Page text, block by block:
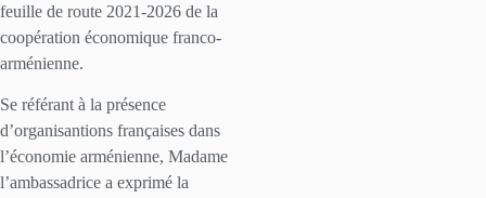
feuille de route 2021-2026 de la
coopération économique franco-
arménienne.
Se référant à la présence
d’organisantions françaises dans
l’économie arménienne, Madame
l’ambassadrice a exprimé la